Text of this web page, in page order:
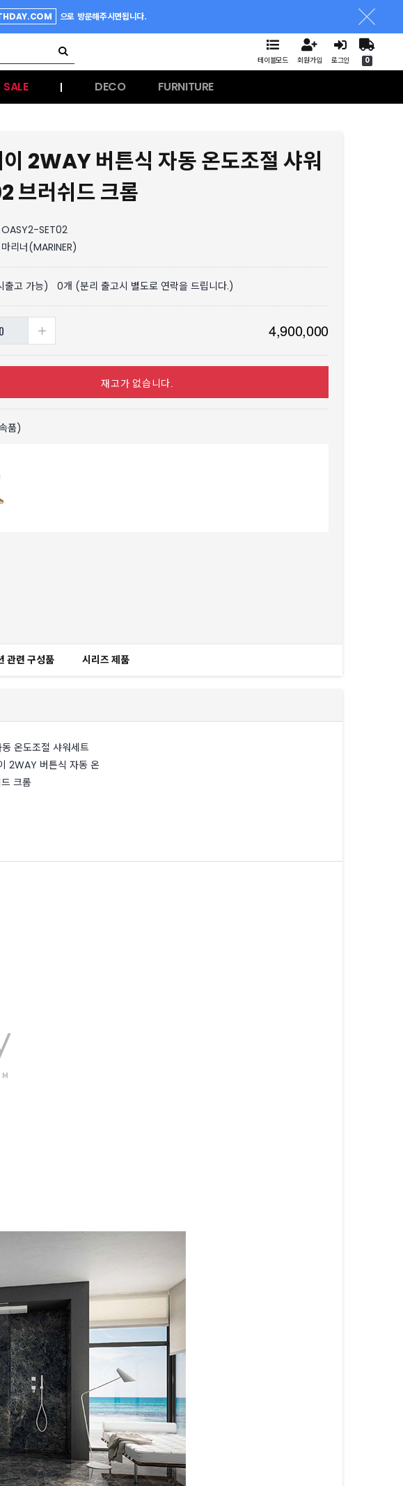
으로 방문해주시면됩니다.
테이블모드 회원가입 로그인 0
SALE | DECO FURNITURE
2WAY 버튼식 자동 온도조절 샤워
브러쉬드 크롬
OASY2-SET02
마리너(MARINER)
출고 가능) 0개 (분리 출고시 별도로 연락을 드립니다.)
4,900,000
재고가 없습니다.
품)
관련 구성품 시리즈 제품
온도조절 샤워세트
2WAY 버튼식 자동 온
크롬